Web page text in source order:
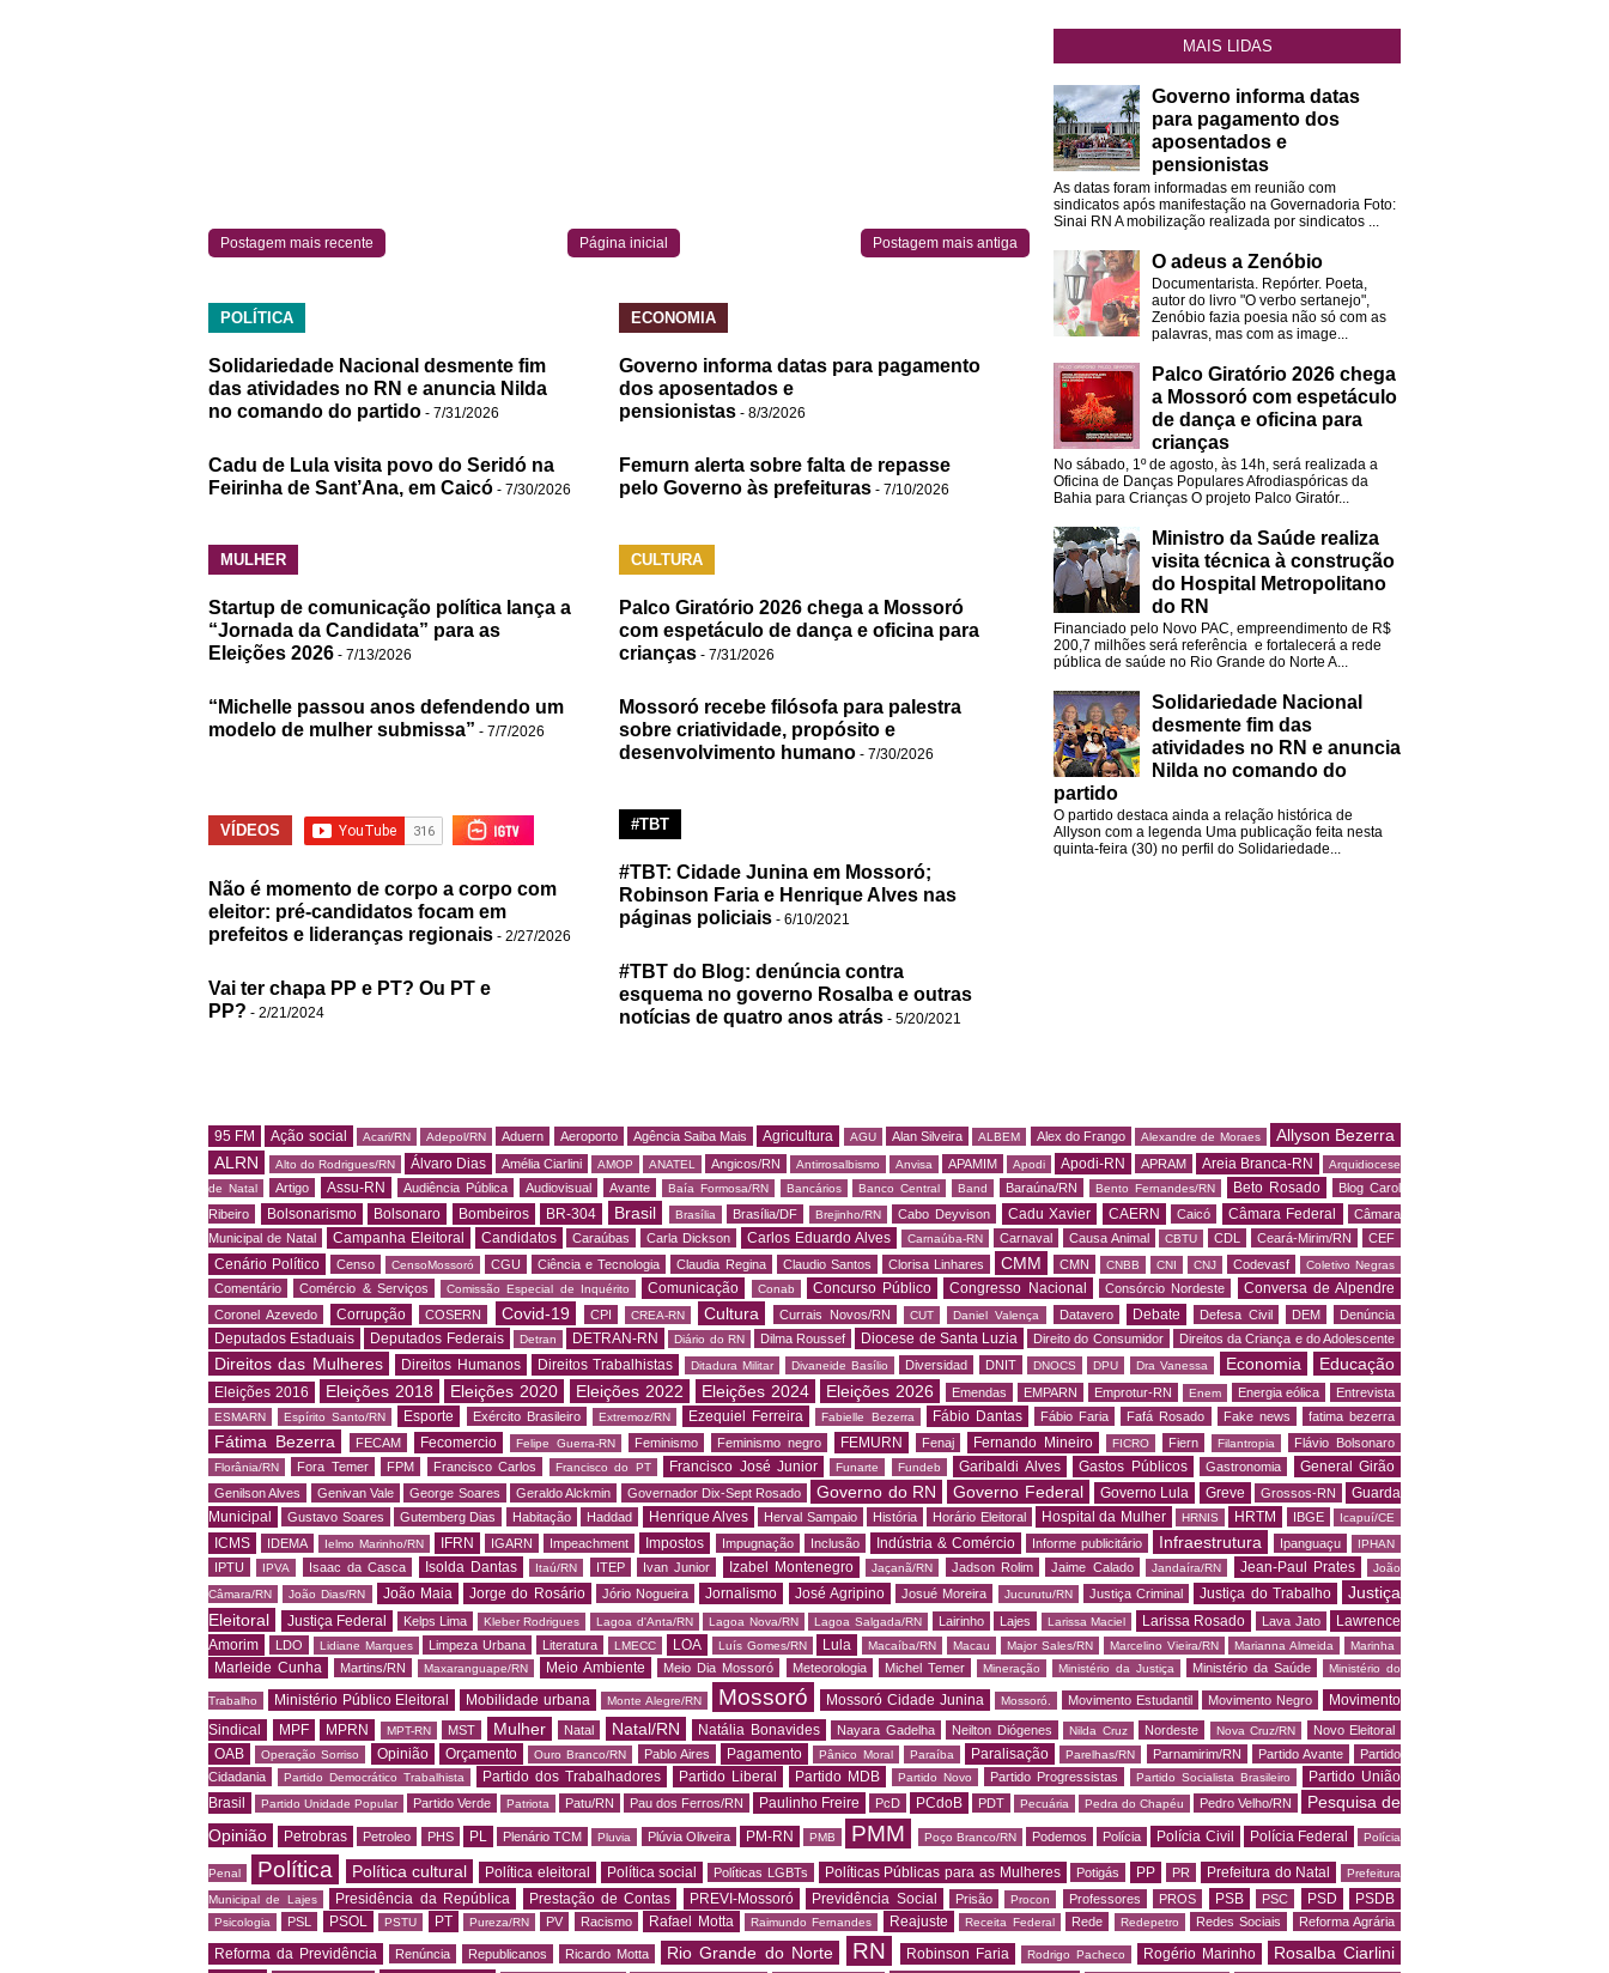
Postagem mais recente Postagem mais antiga
Página inicial
POLÍTICA
Solidariedade Nacional desmente fim
das atividades no RN e anuncia Nilda
no comando do partido - 7/31/2026
Cadu de Lula visita povo do Seridó na
Feirinha de Sant’Ana, em Caicó - 7/30/2026
ECONOMIA
Governo informa datas para pagamento
dos aposentados e
pensionistas - 8/3/2026
Femurn alerta sobre falta de repasse
pelo Governo às prefeituras - 7/10/2026
MULHER
Startup de comunicação política lança a
“Jornada da Candidata” para as
Eleições 2026 - 7/13/2026
“Michelle passou anos defendendo um
modelo de mulher submissa” - 7/7/2026
CULTURA
Palco Giratório 2026 chega a Mossoró
com espetáculo de dança e oficina para
crianças - 7/31/2026
Mossoró recebe filósofa para palestra
sobre criatividade, propósito e
desenvolvimento humano - 7/30/2026
VÍDEOS
Não é momento de corpo a corpo com
eleitor: pré-candidatos focam em
prefeitos e lideranças regionais - 2/27/2026
Vai ter chapa PP e PT? Ou PT e
PP? - 2/21/2024
#TBT
#TBT: Cidade Junina em Mossoró;
Robinson Faria e Henrique Alves nas
páginas policiais - 6/10/2021
#TBT do Blog: denúncia contra
esquema no governo Rosalba e outras
notícias de quatro anos atrás - 5/20/2021
MAIS LIDAS
Governo informa datas
para pagamento dos
aposentados e
pensionistas
As datas foram informadas em reunião com
sindicatos após manifestação na Governadoria Foto:
Sinai RN A mobilização realizada por sindicatos ...
O adeus a Zenóbio
Documentarista. Repórter. Poeta,
autor do livro "O verbo sertanejo",
Zenóbio fazia poesia não só com as
palavras, mas com as image...
Palco Giratório 2026 chega
a Mossoró com espetáculo
de dança e oficina para
crianças
No sábado, 1º de agosto, às 14h, será realizada a
Oficina de Danças Populares Afrodiaspóricas da
Bahia para Crianças O projeto Palco Giratór...
Ministro da Saúde realiza
visita técnica à construção
do Hospital Metropolitano
do RN
Financiado pelo Novo PAC, empreendimento de R$
200,7 milhões será referência e fortalecerá a rede
pública de saúde no Rio Grande do Norte A...
Solidariedade Nacional
desmente fim das
atividades no RN e anuncia
Nilda no comando do
partido
O partido destaca ainda a relação histórica de
Allyson com a legenda Uma publicação feita nesta
quinta-feira (30) no perfil do Solidariedade...
95 FM Ação social Acari/RN Adepol/RN Aduern Aeroporto Agência Saiba Mais Agricultura AGU Alan Silveira ALBEM Alex do Frango Alexandre de Moraes
Allyson Bezerra
ALRN
Alto do Rodrigues/RN Álvaro Dias Amélia Ciarlini AMOP ANATEL Angicos/RN Antirrosalbismo Anvisa APAMIM Apodi Apodi-RN APRAM Areia Branca-RN
Arquidiocese
de Natal
Artigo Assu-RN Audiência Pública Audiovisual Avante Baía Formosa/RN Bancários Banco Central Band Baraúna/RN Bento Fernandes/RN Beto Rosado
Blog Carol
Ribeiro
Bolsonarismo Bolsonaro Bombeiros BR-304 Brasil Brasília Brasília/DF Brejinho/RN Cabo Deyvison Cadu Xavier CAERN Caicó Câmara Federal
Câmara
Municipal de Natal
Campanha Eleitoral Candidatos Caraúbas Carla Dickson Carlos Eduardo Alves Carnaúba-RN Carnaval Causa Animal CBTU CDL Ceará-Mirim/RN CEF
Cenário Político Censo CensoMossoró CGU Ciência e Tecnologia Claudia Regina Claudio Santos Clorisa Linhares CMM CMN CNBB CNI CNJ Codevasf Coletivo Negras
Comentário Comércio & Serviços Comissão Especial de Inquérito Comunicação Conab Concurso Público Congresso Nacional Consórcio Nordeste Conversa de Alpendre
Coronel Azevedo Corrupção COSERN Covid-19 CPI CREA-RN Cultura Currais Novos/RN CUT Daniel Valença Datavero Debate Defesa Civil DEM Denúncia
Deputados Estaduais Deputados Federais Detran DETRAN-RN Diário do RN Dilma Roussef Diocese de Santa Luzia Direito do Consumidor Direitos da Criança e do Adolescente
Direitos das Mulheres Direitos Humanos Direitos Trabalhistas Ditadura Militar Divaneide Basílio Diversidad DNIT DNOCS DPU Dra Vanessa Economia Educação
Eleições 2016 Eleições 2018 Eleições 2020 Eleições 2022 Eleições 2024 Eleições 2026 Emendas EMPARN Emprotur-RN Enem Energia eólica Entrevista
ESMARN Espírito Santo/RN Esporte Exército Brasileiro Extremoz/RN Ezequiel Ferreira Fabielle Bezerra Fábio Dantas Fábio Faria Fafá Rosado Fake news fatima bezerra
Fátima Bezerra FECAM Fecomercio Felipe Guerra-RN Feminismo Feminismo negro FEMURN Fenaj Fernando Mineiro FICRO Fiern Filantropia Flávio Bolsonaro
Florânia/RN Fora Temer FPM Francisco Carlos Francisco do PT Francisco José Junior Funarte Fundeb Garibaldi Alves Gastos Públicos Gastronomia General Girão
Genilson Alves Genivan Vale George Soares Geraldo Alckmin Governador Dix-Sept Rosado Governo do RN Governo Federal Governo Lula Greve Grossos-RN
Guarda
Municipal
Gustavo Soares Gutemberg Dias Habitação Haddad Henrique Alves Herval Sampaio História Horário Eleitoral Hospital da Mulher HRNIS HRTM IBGE Icapuí/CE
ICMS IDEMA Ielmo Marinho/RN IFRN IGARN Impeachment Impostos Impugnação Inclusão Indústria & Comércio Informe publicitário Infraestrutura Ipanguaçu IPHAN
IPTU IPVA Isaac da Casca Isolda Dantas Itaú/RN ITEP Ivan Junior Izabel Montenegro Jaçanã/RN Jadson Rolim Jaime Calado Jandaíra/RN Jean-Paul Prates
João
Câmara/RN
João Dias/RN João Maia Jorge do Rosário Jório Nogueira Jornalismo José Agripino Josué Moreira Jucurutu/RN Justiça Criminal Justiça do Trabalho
Justiça
Eleitoral
Justiça Federal Kelps Lima Kleber Rodrigues Lagoa d'Anta/RN Lagoa Nova/RN Lagoa Salgada/RN Lairinho Lajes Larissa Maciel Larissa Rosado Lava Jato
Lawrence
Amorim
LDO Lidiane Marques Limpeza Urbana Literatura LMECC LOA Luís Gomes/RN Lula Macaíba/RN Macau Major Sales/RN Marcelino Vieira/RN Marianna Almeida Marinha
Marleide Cunha Martins/RN Maxaranguape/RN Meio Ambiente Meio Dia Mossoró Meteorologia Michel Temer Mineração Ministério da Justiça Ministério da Saúde Ministério do
Trabalho Ministério Público Eleitoral Mobilidade urbana Monte Alegre/RN Mossoró Mossoró Cidade Junina Mossoró. Movimento Estudantil Movimento Negro
Movimento
Sindical
MPF MPRN MPT-RN MST Mulher Natal Natal/RN Natália Bonavides Nayara Gadelha Neilton Diógenes Nilda Cruz Nordeste Nova Cruz/RN Novo Eleitoral
OAB Operação Sorriso Opinião Orçamento Ouro Branco/RN Pablo Aires Pagamento Pânico Moral Paraíba Paralisação Parelhas/RN Parnamirim/RN Partido Avante
Partido
Cidadania
Partido Democrático Trabalhista Partido dos Trabalhadores Partido Liberal Partido MDB Partido Novo Partido Progressistas Partido Socialista Brasileiro
Partido União
Brasil
Partido Unidade Popular Partido Verde Patriota Patu/RN Pau dos Ferros/RN Paulinho Freire PcD PCdoB PDT Pecuária Pedra do Chapéu Pedro Velho/RN
Pesquisa de
Opinião
Petrobras Petroleo PHS PL Plenário TCM Pluvia Plúvia Oliveira PM-RN PMB PMM Poço Branco/RN Podemos Polícia Polícia Civil Polícia Federal Polícia
Penal Política Política cultural Política eleitoral Política social Políticas LGBTs Políticas Públicas para as Mulheres Potigás PP PR Prefeitura do Natal
Prefeitura
Municipal de Lajes
Presidência da República Prestação de Contas PREVI-Mossoró Previdência Social Prisão Procon Professores PROS PSB PSC PSD PSDB
Psicologia PSL PSOL PSTU PT Pureza/RN PV Racismo Rafael Motta Raimundo Fernandes Reajuste Receita Federal Rede Redepetro Redes Sociais Reforma Agrária
Reforma da Previdência Renúncia Republicanos Ricardo Motta Rio Grande do Norte RN Robinson Faria Rodrigo Pacheco Rogério Marinho Rosalba Ciarlini